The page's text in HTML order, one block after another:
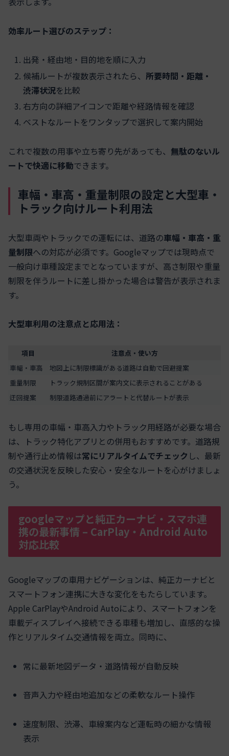
効率ルート選びのステップ：
出発・経由地・目的地を順に入力
候補ルートが複数表示されたら、 所要時間・距離・
渋滞状況を比較
右方向の詳細アイコンで距離や経路情報を確認
ベストなルートをワンタップで選択して案内開始
これで複数の用事や立ち寄り先があっても、 無駄のないル
ートで快適に移動できます。
車幅・車高・重量制限の設定と大型車・
トラック向けルート利用法
大型車両やトラックでの運転には、道路の車幅・車高・重
量制限への対応が必須です。Googleマップでは現時点で
一般向け車種設定までとなっていますが、高さ制限や重量
制限を伴うルートに差し掛かった場合は警告が表示されま
す。
大型車利用の注意点と応用法：
項目
注意点・使い方
車幅・車高
地図上に制限標識がある道路は自動で回避提案
重量制限
トラック規制区間が案内文に表示されることがある
迂回提案
制限道路通過前にアラートと代替ルートが表示
もし専用の車幅・車高入力やトラック用経路が必要な場合
は、トラック特化アプリとの併用もおすすめです。道路規
制や通行止め情報は常にリアルタイムでチェック し、最新
の交通状況を反映した安心・安全なルートを心がけましょ
う。
googleマップと純正カーナビ・スマホ連
携の最新事情 – CarPlay・Android Auto
対応比較
Googleマップの車用ナビゲーションは、純正カーナビと
スマートフォン連携に大きな変化をもたらしています。
Apple CarPlayやAndroid Autoにより、スマートフォンを
車載ディスプレイへ接続できる車種も増加し、直感的な操
作とリアルタイム交通情報を両立。同時に、
常に最新地図データ・道路情報が自動反映
音声入力や経由地追加などの柔軟なルート操作
速度制限、渋滞、車線案内など運転時の細かな情報
表示